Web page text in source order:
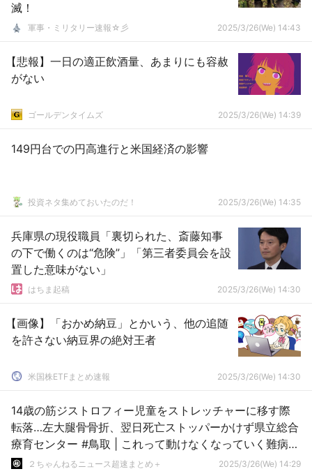
滅！
軍事・ミリタリー速報☆彡 2025/3/26(We) 14:43
【悲報】一日の適正飲酒量、あまりにも容赦
がない
ゴールデンタイムズ 2025/3/26(We) 14:39
149円台での円高進行と米国経済の影響
投資ネタ集めておいたのだ！ 2025/3/26(We) 14:35
兵庫県の現役職員「裏切られた、斎藤知事
の下で働くのは“危険”」「第三者委員会を設
置した意味がない」
はちま起稿 2025/3/26(We) 14:30
【画像】「おかめ納豆」とかいう、他の追随
を許さない納豆界の絶対王者
米国株ETFまとめ速報 2025/3/26(We) 14:30
14歳の筋ジストロフィー児童をストレッチャーに移す際
転落…左大腿骨骨折、翌日死亡ストッパーかけず県立総合
療育センター #鳥取 | これって動けなくなっていく難病だ
ったか２ちゃんねるニュース超速まとめ＋ 2025/3/26(We) 14:29